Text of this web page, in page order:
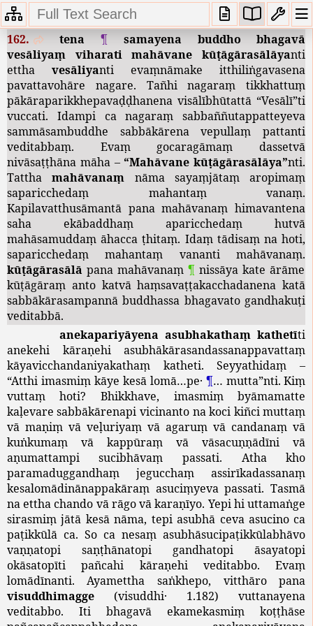
Paṭhamapaññattinidānavaṇṇanā
162. tena ¶ samayena buddho
bhagavā
vesāliyaṃ
viharati mahāvane kūṭāgārasālāyanti
ettha
vesāliyanti evaṃnāmake
itthiliṅgavasena
pavattavohāre
nagare. Tañhi nagaraṃ
tikkhattuṃ
pākāraparikkhepavaḍḍhanena visālībhūtattā “Vesālī”ti
vuccati. Idampi ca nagaraṃ
sabbaññutappatteyeva
sammāsambuddhe
sabbākārena vepullaṃ
pattanti
veditabbaṃ. Evaṃ gocaragāmaṃ
dassetvā
nivāsaṭṭhāna māha– “Mahāvane kūṭāgārasālāya”nti.
Tattha
mahāvanaṃ nāma sayaṃjātaṃ
aropimaṃ
saparicchedaṃ
mahantaṃ vanaṃ.
Kapilavatthusāmantā pana mahāvanaṃ himavantena
saha
ekābaddhaṃ aparicchedaṃ
hutvā
mahāsamuddaṃ āhacca ṭhitaṃ. Idaṃ tādisaṃ na hoti,
saparicchedaṃ
mahantaṃ vananti mahāvanaṃ.
kūṭāgārasālā pana mahāvanaṃ ¶ nissāya kate ārāme
kūṭāgāraṃ anto katvā haṃsavaṭṭakacchadanena katā
sabbākārasampannā buddhassa bhagavato gandhakuṭi
veditabbā.
anekapariyāyena asubhakathaṃ kathetīti
anekehi
kāraṇehi
asubhākārasandassanappavattaṃ
kāyavicchandaniyakathaṃ
katheti.Seyyathidaṃ –
“Atthi imasmiṃ kāye kesā lomā…pe· ¶… mutta”nti.Kiṃ
vuttaṃ
hoti? Bhikkhave, imasmiṃ
byāmamatte
kaḷevare sabbākārenapi vicinanto na koci kiñci muttaṃ
vā maṇiṃ vā veḷuriyaṃ vā agaruṃ vā candanaṃ vā
kuṅkumaṃ
vā kappūraṃ vā vāsacuṇṇādīni
vā
aṇumattampi
sucibhāvaṃ passati. Atha
kho
paramaduggandhaṃ
jegucchaṃ
assirīkadassanaṃ
kesalomādinānappakāraṃ asuciṃyeva passati.Tasmā
na etthachando vā rāgovā karaṇīyo. Yepihi uttamaṅge
sirasmiṃ jātā kesā nāma, tepi asubhā ceva asucino ca
paṭikkūlā ca. So ca nesaṃ asubhāsucipaṭikkūlabhāvo
vaṇṇatopi
saṇṭhānatopi gandhatopi
āsayatopi
okāsatopīti
pañcahi kāraṇehi veditabbo.Evaṃ
lomādīnanti.Ayamettha saṅkhepo, vitthāro
pana
visuddhimagge(visuddhi· 1.182)vuttanayena
veditabbo. Iti bhagavā ekamekasmiṃ
koṭṭhāse